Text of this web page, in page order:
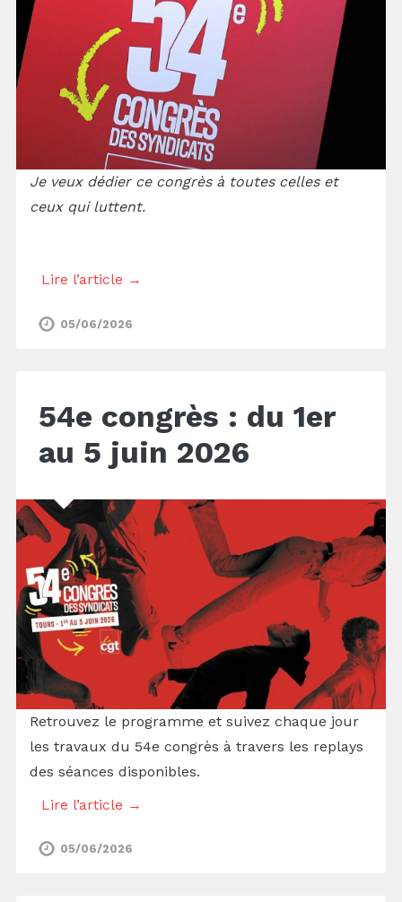
Je veux dédier ce congrès à toutes celles et
ceux qui luttent.
Lire l’article →
05/06/2026
54e congrès : du 1er
au 5 juin 2026
Retrouvez le programme et suivez chaque jour
les travaux du 54e congrès à travers les replays
des séances disponibles.
Lire l’article →
05/06/2026